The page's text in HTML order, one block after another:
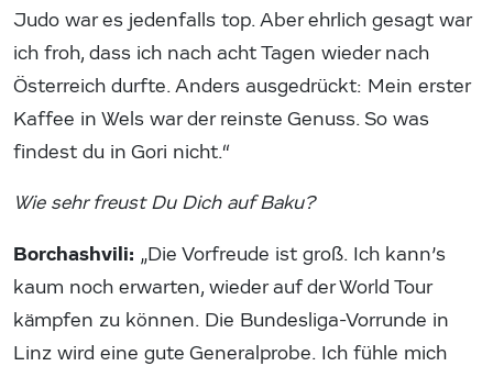
Judo war es jedenfalls top. Aber ehrlich gesagt war
ich froh, dass ich nach acht Tagen wieder nach
Österreich durfte. Anders ausgedrückt: Mein erster
Kaffee in Wels war der reinste Genuss. So was
findest du in Gori nicht.“
Wie sehr freust Du Dich auf Baku?
Borchashvili: „Die Vorfreude ist groß. Ich kann’s
kaum noch erwarten, wieder auf der World Tour
kämpfen zu können. Die Bundesliga-Vorrunde in
Linz wird eine gute Generalprobe. Ich fühle mich